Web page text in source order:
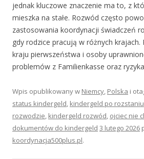
jednak kluczowe znaczenie ma to, z
mieszka na stałe. Rozwód często
zastosowania koordynacji świadczeń
gdy rodzice pracują w różnych krajach.
kraju pierwszeństwa i osoby
problemów z Familienkasse oraz
Wpis opublikowany w Niemcy, Polska i
status kindergeld, kindergeld po rozstaniu
rozwodzie, kindergeld rozwód, ojciec nie
dokumentów do kindergeld 3 lutego 2026
koordynacja500plus.pl.